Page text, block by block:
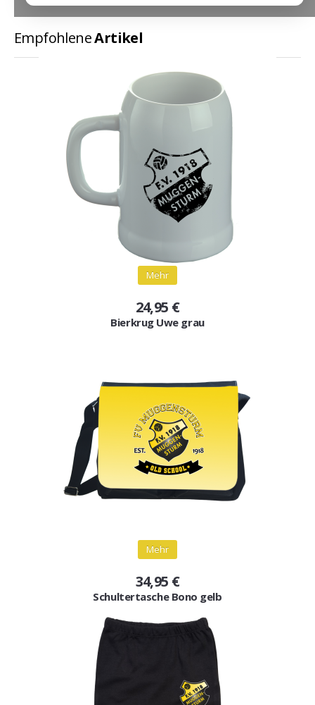
Leinwände und Kissen
Long Sleeve & Tank Top
Gutscheine
Jogging & Shorts
EmpfohleneArtikel
Mehr
24,95 €
Bierkrug Uwe grau
Mehr
34,95 €
Schultertasche Bono gelb